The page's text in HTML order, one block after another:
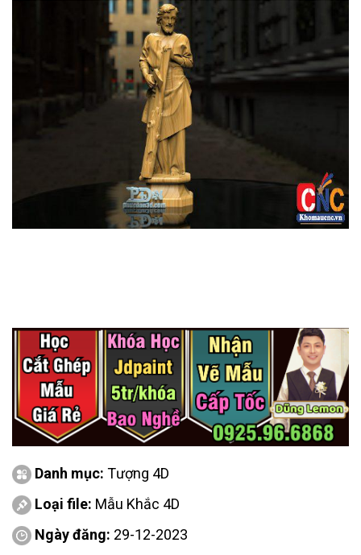
Danh mục: Tượng 4D
Loại file: Mẫu Khắc 4D
Ngày đăng: 29-12-2023